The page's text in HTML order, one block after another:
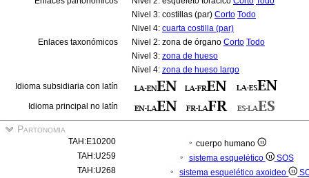
Nivel 3: costillas (par) Corto Todo
Nivel 4: cuarta costilla (par)
Enlaces taxonómicos
Nivel 2: zona de órgano Corto Todo
Nivel 3: zona de hueso
Nivel 4: zona de hueso largo
Idioma subsidiaria con latín
Idioma principal no latín
Partonomia
TAH:E10200
cuerpo humano
TAH:U259
sistema esquelético
SOS
TAH:U268
sistema esquelético axoideo